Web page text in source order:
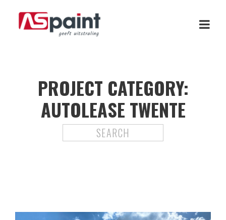
PROJECT CATEGORY:
AUTOLEASE TWENTE